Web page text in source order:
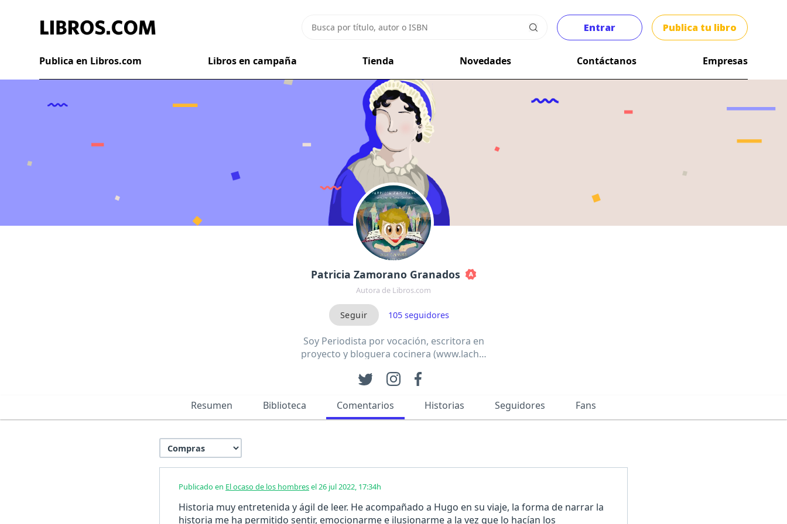
Entrar Publica tu libro
Publica en Libros.com Libros en campaña Tienda Novedades Contáctanos Empresas
Patricia Zamorano Granados
Autora de Libros.com
105seguidores
Soy Periodista por vocación, escritora en
proyecto y bloguera cocinera (www.lach…
Resumen Biblioteca Comentarios Historias Seguidores Fans
Publicado en El ocaso de los hombresel 26 jul 2022, 17:34h
Historia muy entretenida y ágil de leer. He acompañado a Hugo en su viaje, la forma de narrar la
historia me ha permitido sentir, emocionarme e ilusionarme a la vez que lo hacían los